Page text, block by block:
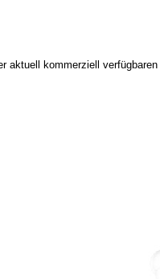
aktuell kommerziell verfügbaren